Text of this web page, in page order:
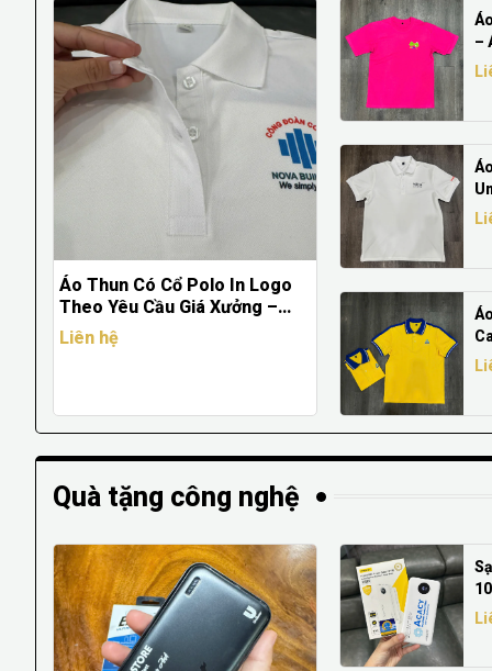
Áo Thun Có Cổ Polo In Logo
Theo Yêu Cầu Giá Xưởng –
May Đồng Phục Doanh Nghiệp
Chuyên Nghiệp
Liên hệ
–
–
Quà tặng công nghệ